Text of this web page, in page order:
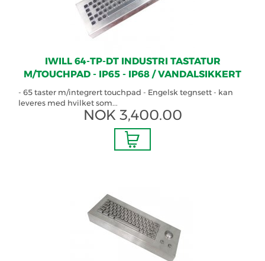
IWILL 64-TP-DT INDUSTRI TASTATUR
M/TOUCHPAD - IP65 - IP68 / VANDALSIKKERT
- 65 taster m/integrert touchpad - Engelsk tegnsett - kan
leveres med hvilket som...
NOK 3,400.00